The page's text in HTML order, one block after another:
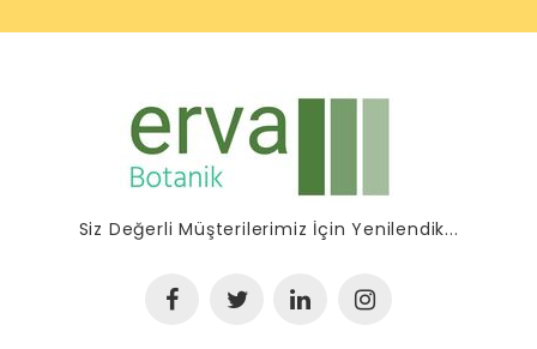
Siz Değerli Müşterilerimiz İçin Yenilendik...